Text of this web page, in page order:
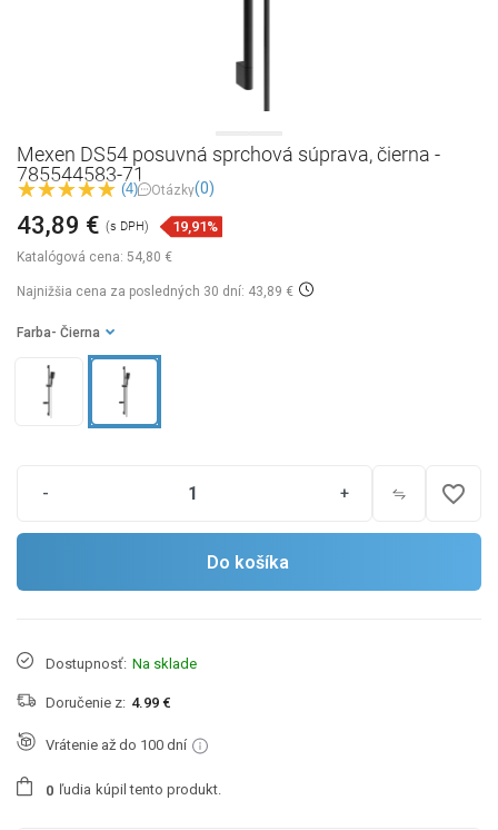
Mexen DS54 posuvná sprchová súprava, čierna -
785544583-71
(4) Otázky(0)
Katalógová cena: 54,80 €
43,89 € (s DPH) 19,91%
Najnižšia cena za posledných 30 dní: 43,89 €
Farba - Čierna
- + favorite_border
Do košíka
Dostupnosť: Na sklade
Doručenie z: 4.99 €
Vrátenie až do 100 dní
0 ľudia kúpil tento produkt.